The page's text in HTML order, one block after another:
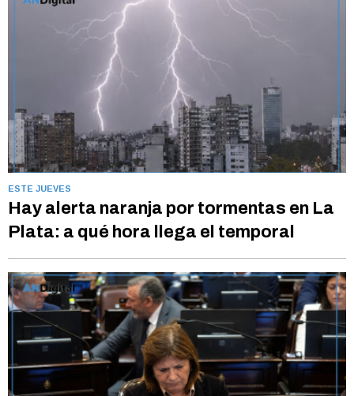
ESTE JUEVES
Hay alerta naranja por tormentas en La
Plata: a qué hora llega el temporal